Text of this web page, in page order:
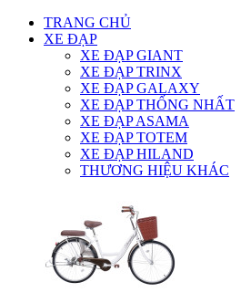
TRANG CHỦ
XE ĐẠP
XE ĐẠP GIANT
XE ĐẠP TRINX
XE ĐẠP GALAXY
XE ĐẠP THỐNG NHẤT
XE ĐẠP ASAMA
XE ĐẠP TOTEM
XE ĐẠP HILAND
THƯƠNG HIỆU KHÁC